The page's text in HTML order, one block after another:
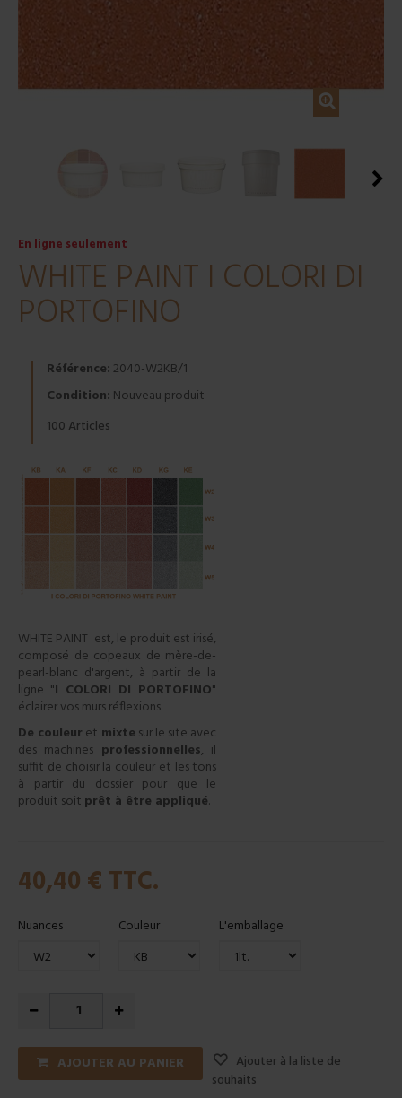
En ligne seulement
WHITE PAINT I COLORI DI
PORTOFINO
Référence:2040-W2KB/1
Condition: Nouveau produit
100 Articles
WHITE PAINT est, le produit est irisé,
composé de copeaux de mère-de-
pearl-blanc d'argent, à partir de la
ligne "I COLORI DI PORTOFINO"
éclairer vos murs réflexions.
De couleur et mixte sur le site avec
des machines professionnelles, il
suffit de choisir la couleur et les tons
à partir du dossier pour que le
produit soit prêt à être appliqué.
40,40 € TTC.
Nuances Couleur L'emballage
AJOUTER AU PANIER
Ajouter à la liste de
souhaits